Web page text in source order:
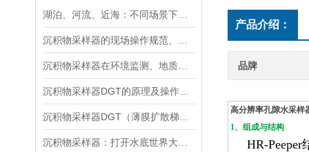
产品介绍：
品牌
高分辨率孔隙水采样
1、组成与结构
HR-Peeper